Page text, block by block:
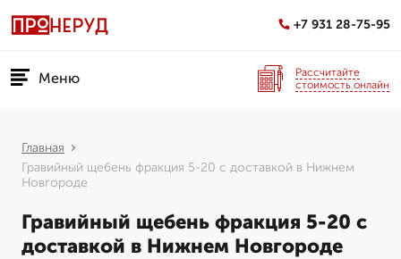
+7 931 28-75-95
Меню
Рассчитайте
стоимость онлайн
Главная
Гравийный щебень фракция 5-20 с доставкой в Нижнем
Новгороде
Гравийный щебень фракция 5-20 с
доставкой в Нижнем Новгороде